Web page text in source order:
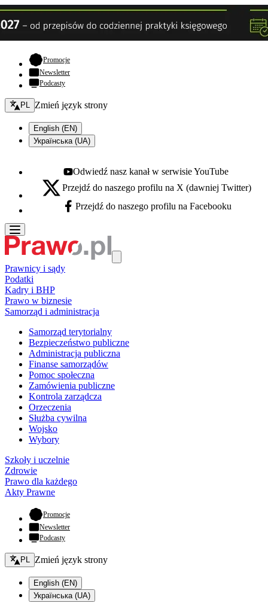
Promocje- otwiera się w nowej karcie
Newsletter
Podcasty
Zmień język - bieżący:
PL Zmień język strony
English (EN)
Українська (UA)
Youtube - otwiera się w nowej karcie
Odwiedź nasz kanał w serwisie YouTube
X - otwiera się w nowej karcie
Przejdź do naszego profilu na X (dawniej Twitter)
Facebook - otwiera się w nowej karcie
Przejdź do naszego profilu na Facebooku
Prawnicy i sądy
Podatki
Kadry i BHP
Prawo w biznesie
Samorząd i administracja
Samorząd terytorialny
Bezpieczeństwo publiczne
Administracja publiczna
Finanse samorządów
Pomoc społeczna
Zamówienia publiczne
Kontrola zarządcza
Orzeczenia
Służba cywilna
Wojsko
Wybory
Szkoły i uczelnie
Zdrowie
Prawo dla każdego
Akty Prawne
Promocje- otwiera się w nowej karcie
Newsletter
Podcasty
Zmień język - bieżący:
PL Zmień język strony
English (EN)
Українська (UA)